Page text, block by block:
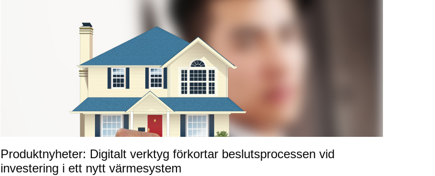
Produktnyheter: Digitalt verktyg förkortar beslutsprocessen vid
investering i ett nytt värmesystem